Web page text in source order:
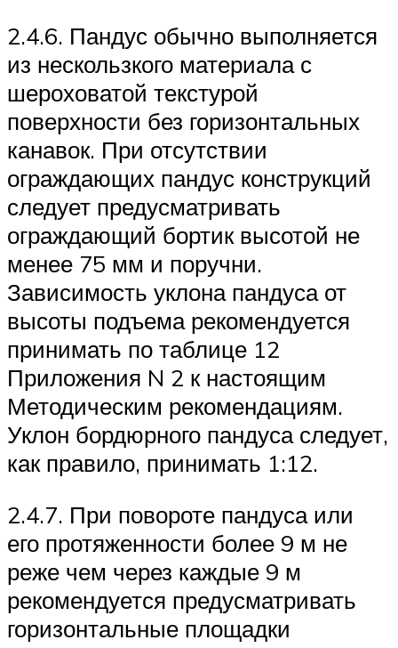
2.4.6. Пандус обычно выполняется
из нескользкого материала с
шероховатой текстурой
поверхности без горизонтальных
канавок. При отсутствии
ограждающих пандус конструкций
следует предусматривать
ограждающий бортик высотой не
менее 75 мм и поручни.
Зависимость уклона пандуса от
высоты подъема рекомендуется
принимать по таблице 12
Приложения N 2 к настоящим
Методическим рекомендациям.
Уклон бордюрного пандуса следует,
как правило, принимать 1:12.
2.4.7. При повороте пандуса или
его протяженности более 9 м не
реже чем через каждые 9 м
рекомендуется предусматривать
горизонтальные площадки